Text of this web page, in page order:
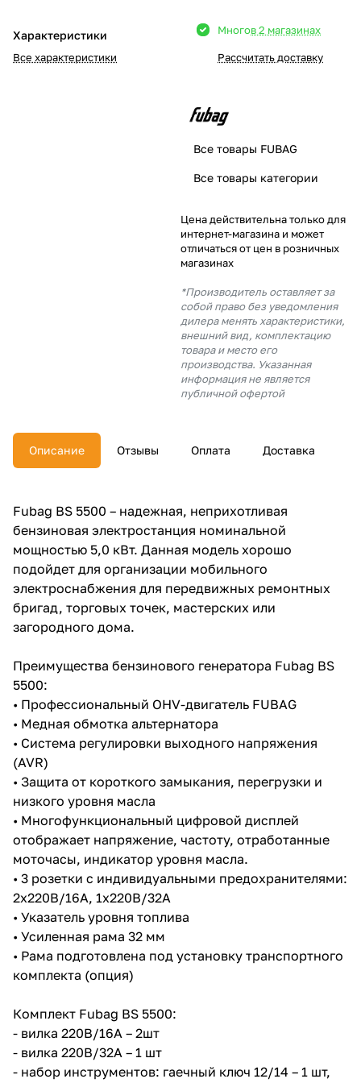
Характеристики
Все характеристики
Многов 2 магазинах
Рассчитать доставку
Все товары FUBAG
Все товары категории
Цена действительна только для
интернет-магазина и может
отличаться от цен в розничных
магазинах
*Производитель оставляет за
собой право без уведомления
дилера менять характеристики,
внешний вид, комплектацию
товара и место его
производства. Указанная
информация не является
публичной офертой
Описание Отзывы Оплата Доставка
Fubag BS 5500 – надежная, неприхотливая
бензиновая электростанция номинальной
мощностью 5,0 кВт. Данная модель хорошо
подойдет для организации мобильного
электроснабжения для передвижных ремонтных
бригад, торговых точек, мастерских или
загородного дома.
Преимущества бензинового генератора Fubag BS
5500:
• Профессиональный OHV-двигатель FUBAG
• Медная обмотка альтернатора
• Система регулировки выходного напряжения
(AVR)
• Защита от короткого замыкания, перегрузки и
низкого уровня масла
• Многофункциональный цифровой дисплей
отображает напряжение, частоту, отработанные
моточасы, индикатор уровня масла.
• 3 розетки с индивидуальными предохранителями:
2х220В/16А, 1х220В/32А
• Указатель уровня топлива
• Усиленная рама 32 мм
• Рама подготовлена под установку транспортного
комплекта (опция)
Комплект Fubag BS 5500:
- вилка 220В/16А – 2шт
- вилка 220В/32А – 1 шт
- набор инструментов: гаечный ключ 12/14 – 1 шт,
в корзину
% картой любого банка
% будут
с вашей карты
недели
раз в 2 недели